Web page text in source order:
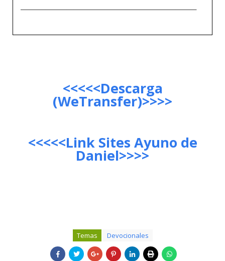
<<<<<Descarga
(WeTransfer)>>>>
<<<<<Link Sites Ayuno de
Daniel>>>>
Temas Devocionales